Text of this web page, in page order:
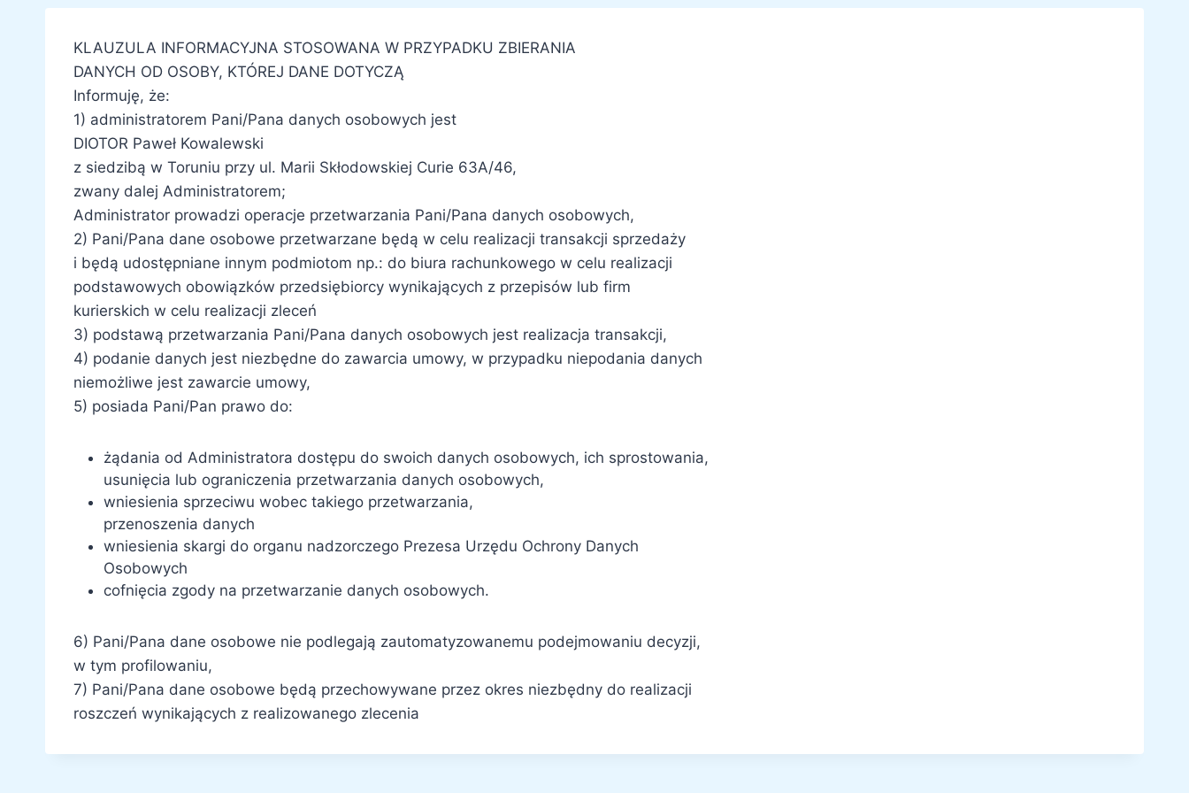
KLAUZULA INFORMACYJNA STOSOWANA W PRZYPADKU ZBIERANIA
DANYCH OD OSOBY, KTÓREJ DANE DOTYCZĄ
Informuję, że:
1) administratorem Pani/Pana danych osobowych jest
DIOTOR Paweł Kowalewski
z siedzibą w Toruniu przy ul. Marii Skłodowskiej Curie 63A/46,
zwany dalej Administratorem;
Administrator prowadzi operacje przetwarzania Pani/Pana danych osobowych,
2) Pani/Pana dane osobowe przetwarzane będą w celu realizacji transakcji sprzedaży
i będą udostępniane innym podmiotom np.: do biura rachunkowego w celu realizacji
podstawowych obowiązków przedsiębiorcy wynikających z przepisów lub firm
kurierskich w celu realizacji zleceń
3) podstawą przetwarzania Pani/Pana danych osobowych jest realizacja transakcji,
4) podanie danych jest niezbędne do zawarcia umowy, w przypadku niepodania danych
niemożliwe jest zawarcie umowy,
5) posiada Pani/Pan prawo do:
żądania od Administratora dostępu do swoich danych osobowych, ich sprostowania,
usunięcia lub ograniczenia przetwarzania danych osobowych,
wniesienia sprzeciwu wobec takiego przetwarzania,
przenoszenia danych
wniesienia skargi do organu nadzorczego Prezesa Urzędu Ochrony Danych
Osobowych
cofnięcia zgody na przetwarzanie danych osobowych.
6) Pani/Pana dane osobowe nie podlegają zautomatyzowanemu podejmowaniu decyzji,
w tym profilowaniu,
7) Pani/Pana dane osobowe będą przechowywane przez okres niezbędny do realizacji
roszczeń wynikających z realizowanego zlecenia